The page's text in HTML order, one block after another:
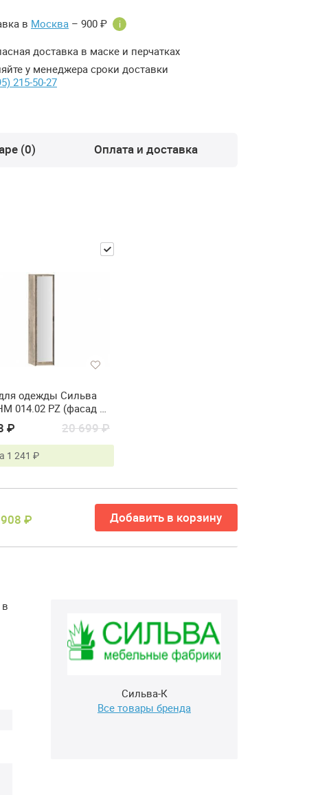
в Москва – 900 ₽ i
доставка в маске и перчатках
у менеджера сроки доставки
215-50-27
(0) Оплата и доставка
одежды Сильва
014.02 PZ (фасад с
₽ 20 699 ₽
1 241 ₽
₽ Добавить в корзину
Сильва-К
Все товары бренда